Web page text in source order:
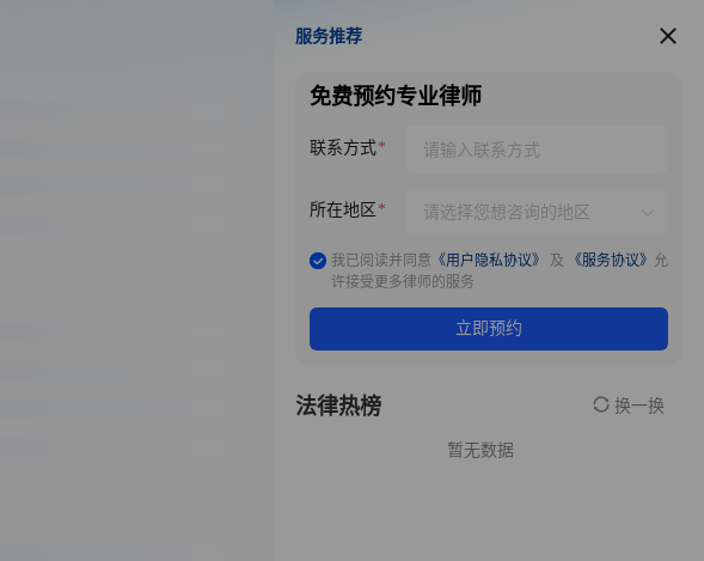
服务推荐
服务推荐
免费预约专业律师
联系方式
所在地区
我已阅读并同意 《用户隐私协议》 及 《服务协议》 允
许接受更多律师的服务
立即预约
法律热榜 换一换
暂无数据